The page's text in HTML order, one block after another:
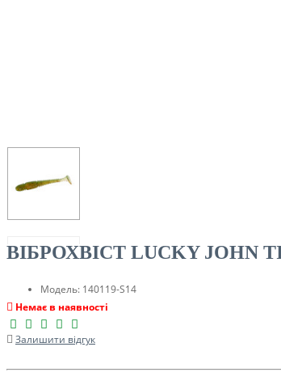
РОЗПРОДАЖ ДО -50%
ВІБРОХВІСТ LUCKY JOHN
Модель: 140119-S14
Немає в наявності
Залишити відгук